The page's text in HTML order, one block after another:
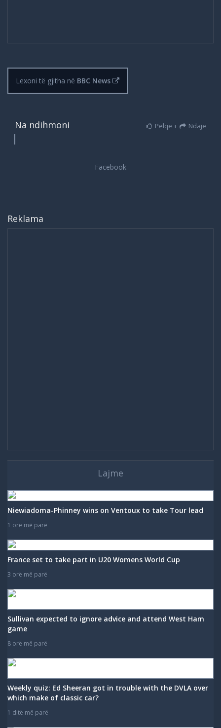
Lexoni të gjitha në BBC News
Na ndihmoni Pëlqe + Ndaje
Reklama
Lajme
Niewiadoma-Phinney wins on Ventoux to take Tour lead
1 orë më parë
France set to take part in U20 Womens World Cup
3 orë më parë
Sullivan expected to ignore advice and attend West Ham
game
8 orë më parë
Weekly quiz: Ed Sheeran got in trouble with the DVLA over
which make of classic car?
1 ditë më parë